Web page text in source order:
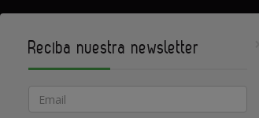
Reciba nuestra newsletter
Email